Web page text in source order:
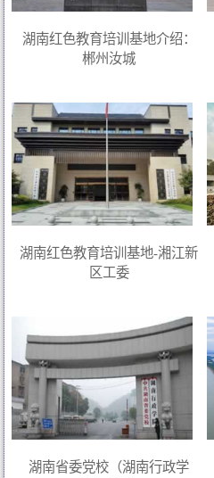
湖南红色教育培训基地介绍：
郴州汝城
湖南红色教育培训基地-湘江新
区工委
湖南省委党校（湖南行政学